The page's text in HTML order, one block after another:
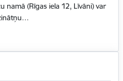
namā (Rīgas iela 12, Līvāni) var